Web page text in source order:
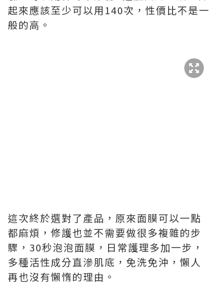
起來應該至少可以用140次，性價比不是一
般的高。
這次終於選對了產品，原來面膜可以一點
都麻煩，修護也並不需要做很多複雜的步
驟，30秒泡泡面膜，日常護理多加一步，
多種活性成分直滲肌底，免洗免沖，懶人
再也沒有懶惰的理由。